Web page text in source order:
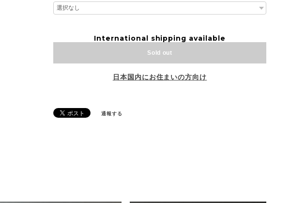
International shipping available
Sold out
日本国内にお住まいの方向け
通報する